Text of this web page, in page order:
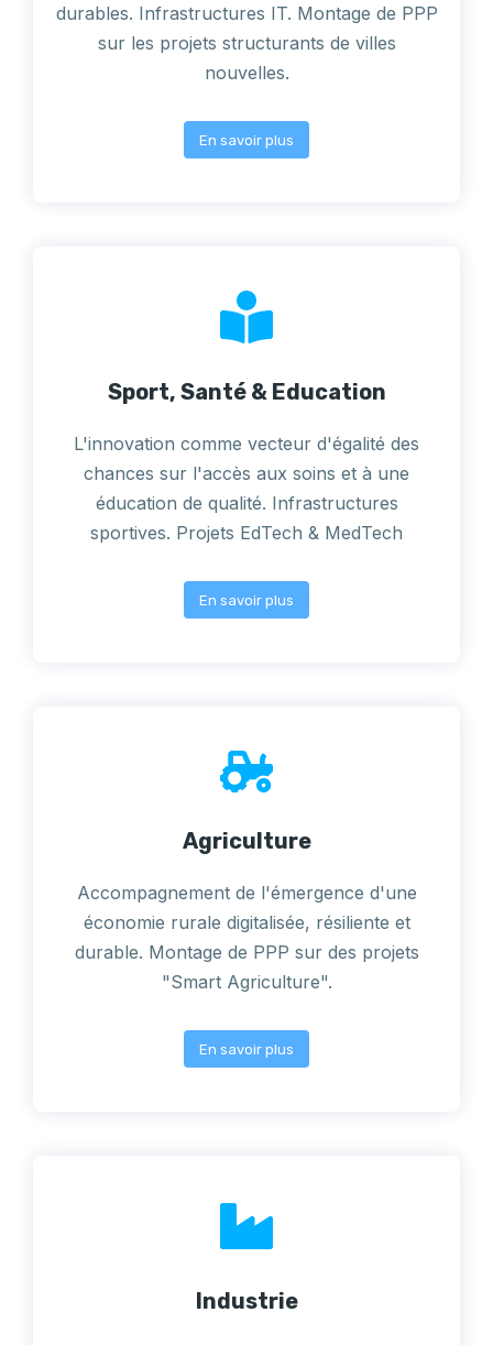
durables. Infrastructures IT. Montage de PPP
sur les projets structurants de villes
nouvelles.
En savoir plus
Sport, Santé & Education
L'innovation comme vecteur d'égalité des
chances sur l'accès aux soins et à une
éducation de qualité. Infrastructures
sportives. Projets EdTech & MedTech
En savoir plus
Agriculture
Accompagnement de l'émergence d'une
économie rurale digitalisée, résiliente et
durable. Montage de PPP sur des projets
"Smart Agriculture".
En savoir plus
Industrie